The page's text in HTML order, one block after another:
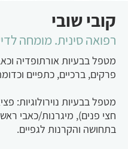
קובי שובי
רפואה סינית. מומחה
מטפל בבעיות אורתופדיה
פרקים, ברכיים, כתפיים
מטפל בבעיות נוירולוגיות:
חצי פנים), מיגרנות/כאבי
בתחושה והקרנות לגפיים.